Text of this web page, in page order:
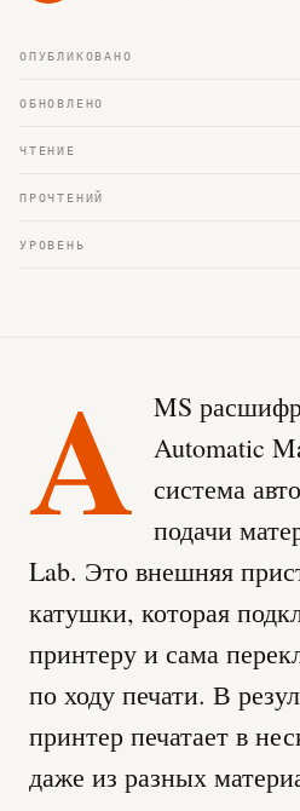
ОПУБЛИКОВАНО
ОБНОВЛЕНО
ЧТЕНИЕ
ПРОЧТЕНИЙ
УРОВЕНЬ
A
MS
Automatic
система
подачи
Lab. Это внешняя
катушки, которая
принтеру и сама
по ходу печати. В
принтер печатает в
даже из разных